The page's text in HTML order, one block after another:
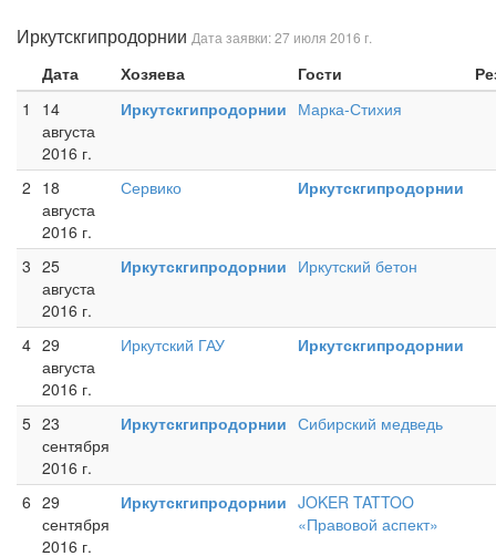
Иркутскгипродорнии Дата заявки: 27 июля 2016 г.
Дата Хозяева Гости
1
14
августа
2016 г.
Иркутскгипродорнии Марка-Стихия
2 18
августа
2016 г.
Сервико Иркутскгипродорнии
3 25
августа
2016 г.
Иркутскгипродорнии Иркутский бетон
4 29
августа
2016 г.
Иркутский ГАУ Иркутскгипродорнии
5 23
сентября
2016 г.
Иркутскгипродорнии Сибирский медведь
6 29
сентября
2016 г.
Иркутскгипродорнии JOKER TATTOO
«Правовой аспект»